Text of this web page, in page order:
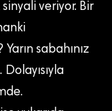
sinyali veriyor. Bir
sabahınız